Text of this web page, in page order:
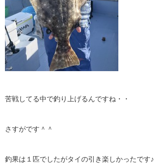
苦戦してる中で釣り上げるんですね・・
さすがです＾＾
釣果は１匹でしたがタイの引き楽しかったです♪